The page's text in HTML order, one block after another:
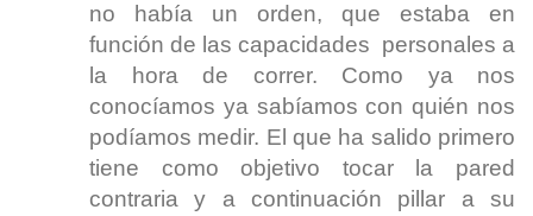
no había un orden, que estaba en
función de las capacidades personales a
la hora de correr. Como ya nos
conocíamos ya sabíamos con quién nos
podíamos medir. El que ha salido primero
tiene como objetivo tocar la pared
contraria y a continuación pillar a su